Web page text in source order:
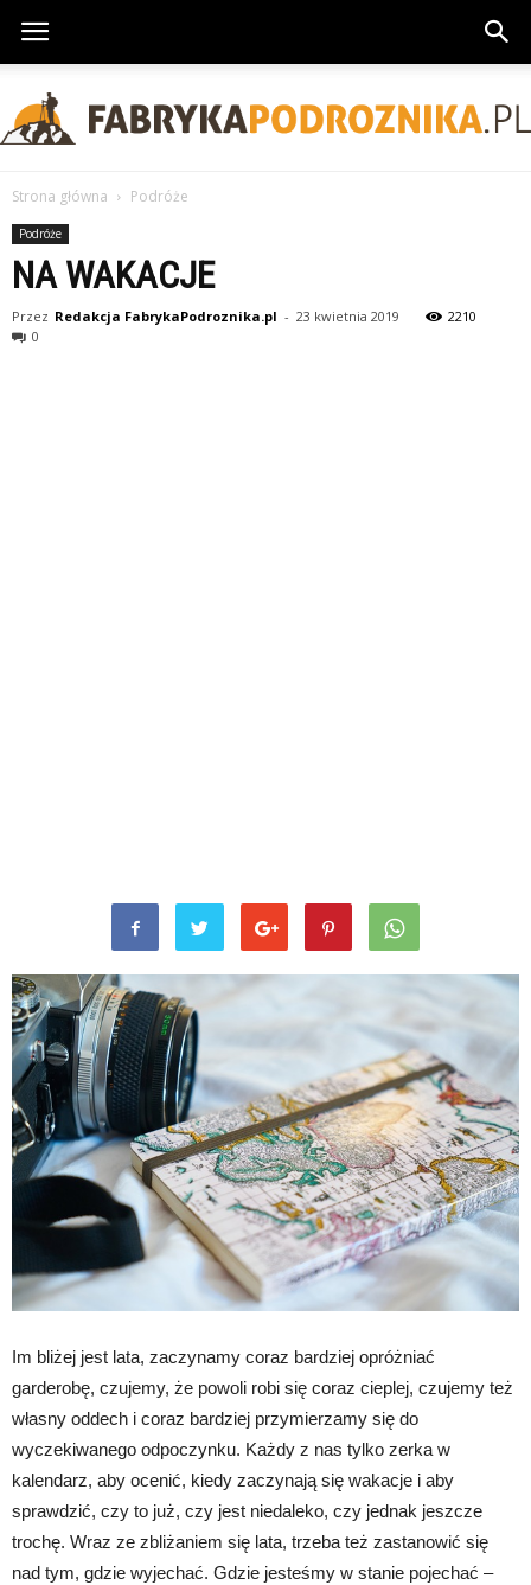
Strona główna Podróże
Podróże
NA WAKACJE
Przez Redakcja FabrykaPodroznika.pl - 23 kwietnia 2019
2210
0
Im bliżej jest lata, zaczynamy coraz bardziej opróżniać
garderobę, czujemy, że powoli robi się coraz cieplej, czujemy też
własny oddech i coraz bardziej przymierzamy się do
wyczekiwanego odpoczynku. Każdy z nas tylko zerka w
kalendarz, aby ocenić, kiedy zaczynają się wakacje i aby
sprawdzić, czy to już, czy jest niedaleko, czy jednak jeszcze
trochę. Wraz ze zbliżaniem się lata, trzeba też zastanowić się
nad tym, gdzie wyjechać. Gdzie jesteśmy w stanie pojechać –